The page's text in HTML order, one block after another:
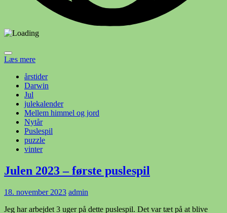
Læs mere
årstider
Darwin
Jul
julekalender
Mellem himmel og jord
Nytår
Puslespil
puzzle
vinter
Julen 2023 – første puslespil
18. november 2023 admin
Jeg har arbejdet 3 uger på dette puslespil. Det var tæt på at blive